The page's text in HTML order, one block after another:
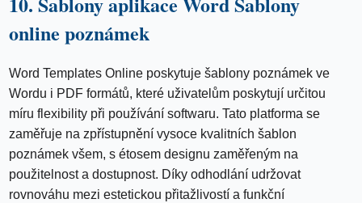
online poznámek
Word Templates Online poskytuje šablony poznámek ve
Wordu i PDF formátů, které uživatelům poskytují určitou
míru flexibility při používání softwaru. Tato platforma se
zaměřuje na zpřístupnění vysoce kvalitních šablon
poznámek všem, s étosem designu zaměřeným na
použitelnost a dostupnost. Díky odhodlání udržovat
rovnováhu mezi estetickou přitažlivostí a funkční